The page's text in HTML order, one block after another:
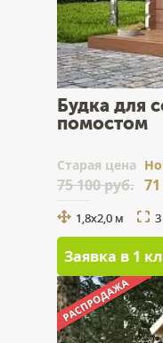
Будка для
помостом
Cтарая цена
75 100 руб.
1,8х2,0 м
Заявка в 1